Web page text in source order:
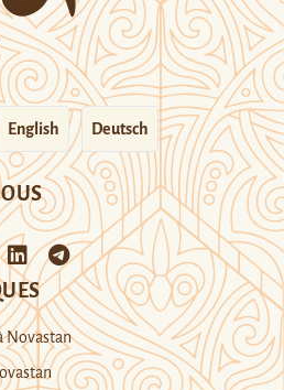
English Deutsch
Novastan